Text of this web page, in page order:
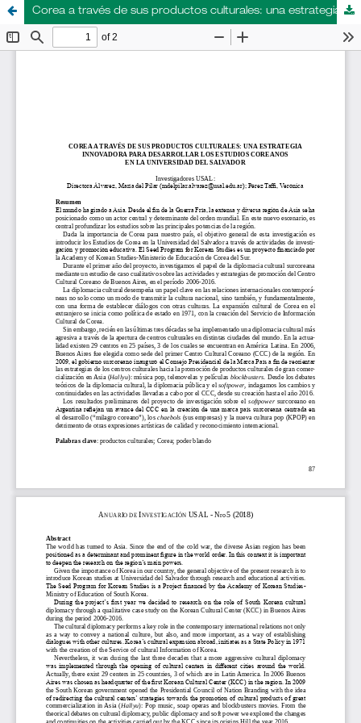
Corea a través de sus productos culturales: una estrategia innovadora para desarrollar los estudios coreanos en la Universidad del Salvador<br>Pérez Taffi, Verónica